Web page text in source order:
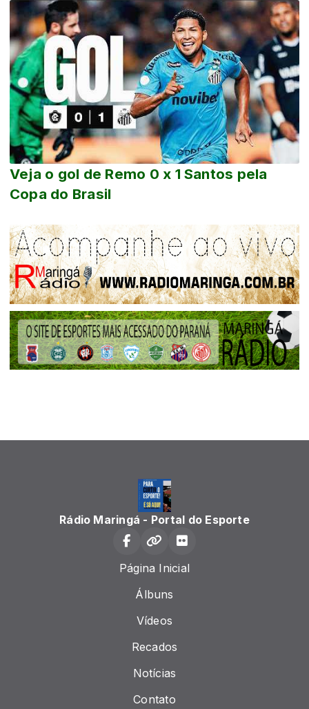
Veja o gol de Remo 0 x 1 Santos pela
Copa do Brasil
Rádio Maringá - Portal do Esporte
Página Inicial
Álbuns
Vídeos
Recados
Notícias
Contato